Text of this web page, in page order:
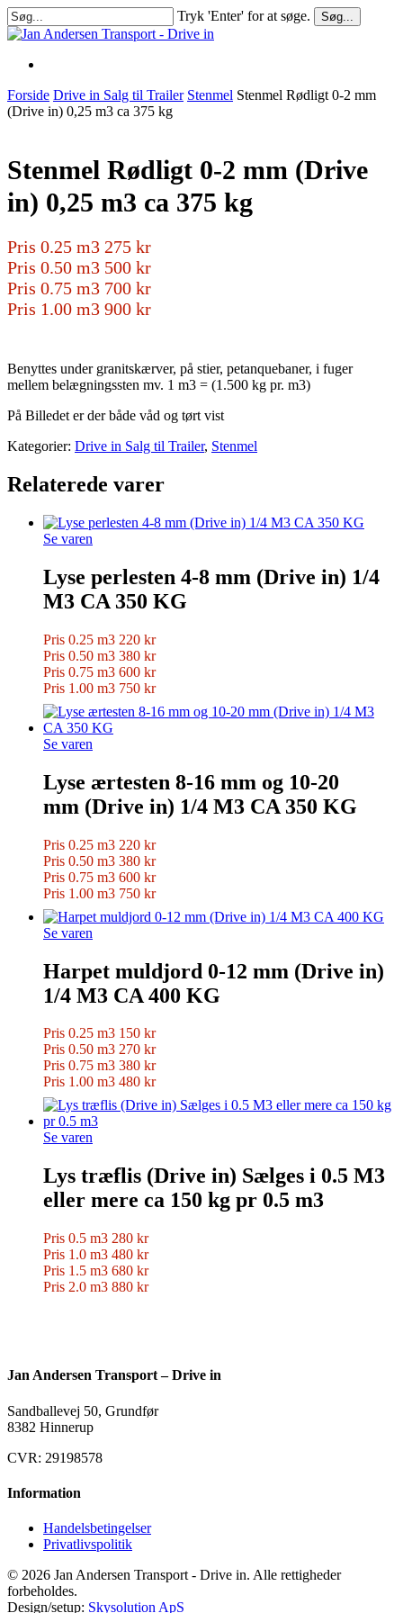
Skip
to
content
Tryk 'Enter' for at søge. Søg...
Close
Forside Drive in Salg til Trailer Stenmel Stenmel Rødligt 0-2 mm
(Drive in) 0,25 m3 ca 375 kg
Stenmel Rødligt 0-2 mm (Drive
in) 0,25 m3 ca 375 kg
Pris 0.25 m3 275 kr
Pris 0.50 m3 500 kr
Pris 0.75 m3 700 kr
Pris 1.00 m3 900 kr
Benyttes under granitskærver, på stier, petanquebaner, i fuger
mellem belægningssten mv. 1 m3 = (1.500 kg pr. m3)
På Billedet er der både våd og tørt vist
Kategorier: Drive in Salg til Trailer, Stenmel
Relaterede varer
Se varen
Lyse perlesten 4-8 mm (Drive in) 1/4
M3 CA 350 KG
Pris 0.25 m3 220 kr
Pris 0.50 m3 380 kr
Pris 0.75 m3 600 kr
Pris 1.00 m3 750 kr
Se varen
Lyse ærtesten 8-16 mm og 10-20
mm (Drive in) 1/4 M3 CA 350 KG
Pris 0.25 m3 220 kr
Pris 0.50 m3 380 kr
Pris 0.75 m3 600 kr
Pris 1.00 m3 750 kr
Se varen
Harpet muldjord 0-12 mm (Drive in)
1/4 M3 CA 400 KG
Pris 0.25 m3 150 kr
Pris 0.50 m3 270 kr
Pris 0.75 m3 380 kr
Pris 1.00 m3 480 kr
Se varen
Lys træflis (Drive in) Sælges i 0.5 M3
eller mere ca 150 kg pr 0.5 m3
Pris 0.5 m3 280 kr
Pris 1.0 m3 480 kr
Pris 1.5 m3 680 kr
Pris 2.0 m3 880 kr
Jan Andersen Transport – Drive in
Sandballevej 50, Grundfør
8382 Hinnerup
CVR: 29198578
Information
Handelsbetingelser
Privatlivspolitik
© 2026 Jan Andersen Transport - Drive in. Alle rettigheder
forbeholdes.
Design/setup: Skysolution ApS